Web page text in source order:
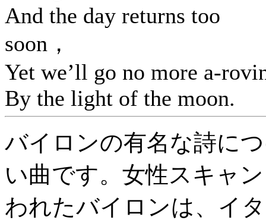
And the day returns too
soon，
Yet we’ll go no more a-
By the light of the moon.
バイロンの有名な詩に
い曲です。女性スキャ
われたバイロンは、イ